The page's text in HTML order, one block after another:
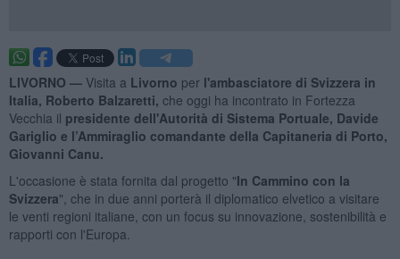
LIVORNO — Visita a Livorno per l'ambasciatore di Svizzera in
Italia, Roberto Balzaretti, che oggi ha incontrato in Fortezza
Vecchia il presidente dell'Autorità di Sistema Portuale, Davide
Gariglio e l’Ammiraglio comandante della Capitaneria di Porto,
Giovanni Canu.
L'occasione è stata fornita dal progetto "In Cammino con la
Svizzera", che in due anni porterà il diplomatico elvetico a visitare
le venti regioni italiane, con un focus su innovazione, sostenibilità e
rapporti con l'Europa.